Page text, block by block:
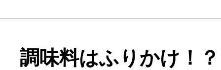
調味料はふりかけ！